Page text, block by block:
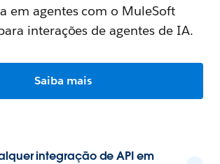
em agentes com o MuleSoft
interações de agentes de IA.
Saiba mais
integração de API em